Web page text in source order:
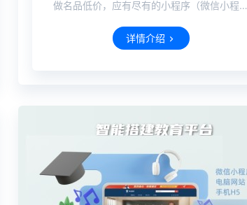
做名品低价，应有尽有的小程序（微信小程序、抖音小程序、快手小程序、百度小程序、支付宝小程序等），5分钟一键生成专属小程序。
详情介绍